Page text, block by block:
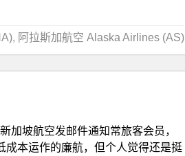
, 阿拉斯加航空 Alaska Airlines (AS)
加坡航空发邮件通知常旅客会员，
成本运作的廉航，但个人觉得还是挺